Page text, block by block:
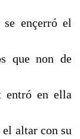
ençerró el
que non de
en ella
altar con su